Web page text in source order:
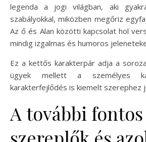
legenda a jogi világban, aki
szabályokkal, miközben megőriz
Az ő és Alan közötti kapcsolat hol
mindig izgalmas és humoros
Ez a kettős karakterpár adja a
ügyek mellett a személyes
karakterfejlődés is kiemelt szerephez
A további fontos